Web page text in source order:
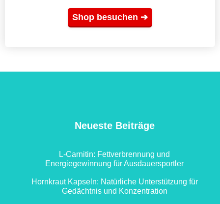
Shop besuchen ➔
Neueste Beiträge
L-Carnitin: Fettverbrennung und
Energiegewinnung für Ausdauersportler
Hornkraut Kapseln: Natürliche Unterstützung für
Gedächtnis und Konzentration